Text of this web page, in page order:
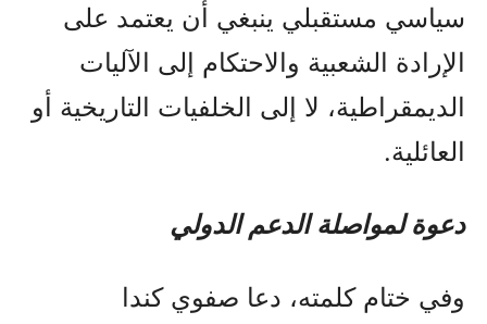
سياسي مستقبلي ينبغي أن يعتمد على
الإرادة الشعبية والاحتكام إلى الآليات
الديمقراطية، لا إلى الخلفيات التاريخية أو
العائلية.
دعوة لمواصلة الدعم الدولي
وفي ختام كلمته، دعا صفوي كندا